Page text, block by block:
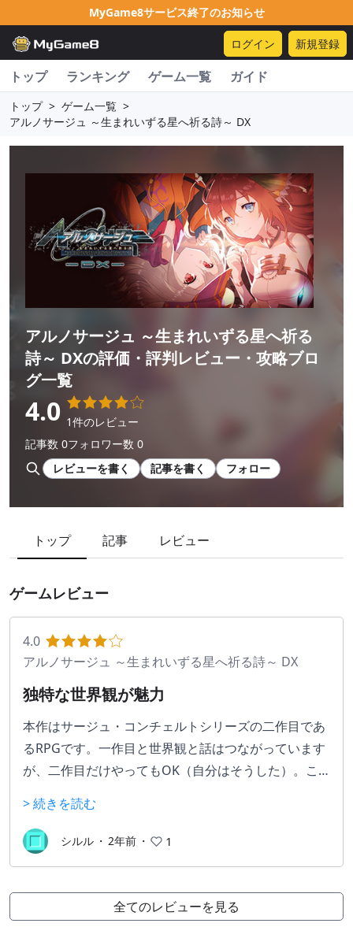
MyGame8サービス終了のお知らせ
ログイン 新規登録
トップ ランキング ゲーム一覧 ガイド
トップ > ゲーム一覧 >
アルノサージュ ～生まれいずる星へ祈る詩～ DX
アルノサージュ ～生まれいずる星へ祈る
詩～ DXの評価・評判レビュー・攻略ブロ
グ一覧
4.0 1件のレビュー
記事数 0フォロワー数 0
レビューを書く
記事を書く フォロー
トップ 記事 レビュー
ゲームレビュー
4.0
アルノサージュ ～生まれいずる星へ祈る詩～ DX
独特な世界観が魅力
本作はサージュ・コンチェルトシリーズの二作目であ
るRPGです。一作目と世界観と話はつながっています
が、二作目だけやってもOK（自分はそうした）。こ
魔法になる独特な世界観です。ゲームシステムは可も
なく不可もなくといった感じですが、唯一無二の世界
観だけでこのゲームはほかのRPGに代えがたい魅力が
自体がネタバレになりかねないというジレンマ……。
アルトネリコシリーズと同じで土屋暁がディレクター
> 続きを読む
シルル ・ 2年前 ・ 1
全てのレビューを見る